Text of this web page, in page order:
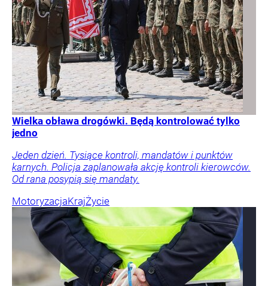
Wielka obława drogówki. Będą kontrolować tylko
jedno
Jeden dzień. Tysiące kontroli, mandatów i punktów
karnych. Policja zaplanowała akcję kontroli kierowców.
Od rana posypią się mandaty.
MotoryzacjaKrajŻycie